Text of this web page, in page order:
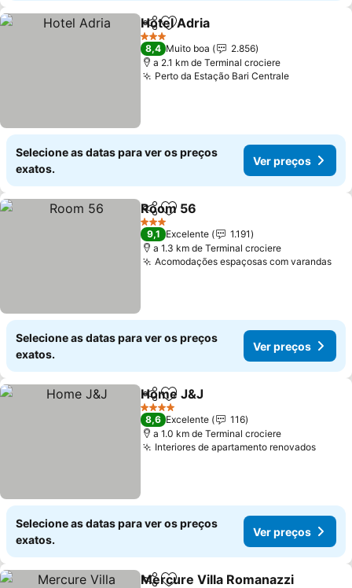
PartilharAdicionar aos favoritos
Hotel Adria
3 Estrelas
8,4 Muito boa
2.856
a 2.1 km de Terminal crociere
Perto da Estação Bari CentraleVer
Selecione as datas para ver os preços
exatos.
Ver preços
PartilharAdicionar aos favoritos
Room 56
3 Estrelas
9,1 Excelente
1.191
a 1.3 km de Terminal crociere
Acomodações espaçosas com varandas
Selecione as datas para ver os preços
exatos.
Ver preços
PartilharAdicionar aos favoritos
Home J&J
4 Estrelas
8,6 Excelente
116
a 1.0 km de Terminal crociere
Interiores de apartamento renovadosVer
Selecione as datas para ver os preços
exatos.
Ver preços
Mercure Villa Romanazzi